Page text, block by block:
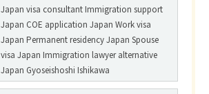
Japan visa consultant Immigration support
Japan COE application Japan Work visa
Japan Permanent residency Japan Spouse
visa Japan Immigration lawyer alternative
Japan Gyoseishoshi Ishikawa